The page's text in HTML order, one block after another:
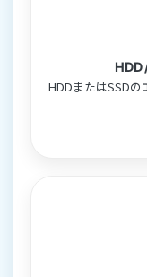
HDD
HDDまたはSSD